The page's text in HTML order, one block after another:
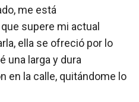
me está
supere mi actual
ella se ofreció por lo
una larga y dura
en la calle, quitándome lo